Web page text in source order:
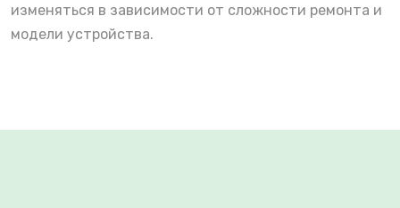
изменяться в зависимости от сложности ремонта и
модели устройства.